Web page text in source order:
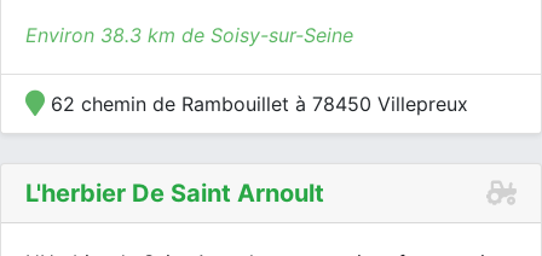
Environ 38.3 km de Soisy-sur-Seine
62 chemin de Rambouillet à 78450 Villepreux
L'herbier De Saint Arnoult